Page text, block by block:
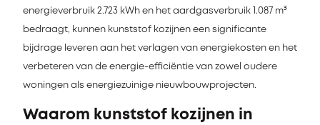
energieverbruik 2.723 kWh en het aardgasverbruik 1.087 m³
bedraagt, kunnen kunststof kozijnen een significante
bijdrage leveren aan het verlagen van energiekosten en het
verbeteren van de energie-efficiëntie van zowel oudere
woningen als energiezuinige nieuwbouwprojecten.
Waarom kunststof kozijnen in